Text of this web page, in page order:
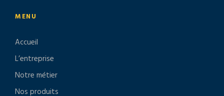
MENU
Accueil
L’entreprise
Notre métier
Nos produits